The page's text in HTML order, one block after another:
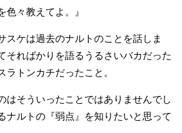
色々教えてよ。』
スケは過去のナルトのことを話しま
そればかりを語るうるさいバカだった
ラトンカチだったこと。
はそういったことではありませんでし
ナルトの『弱点』を知りたいと思って